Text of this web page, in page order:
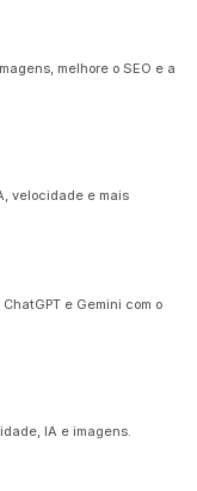
melhore o SEO e a
velocidade e mais
e Gemini com o
IA e imagens.